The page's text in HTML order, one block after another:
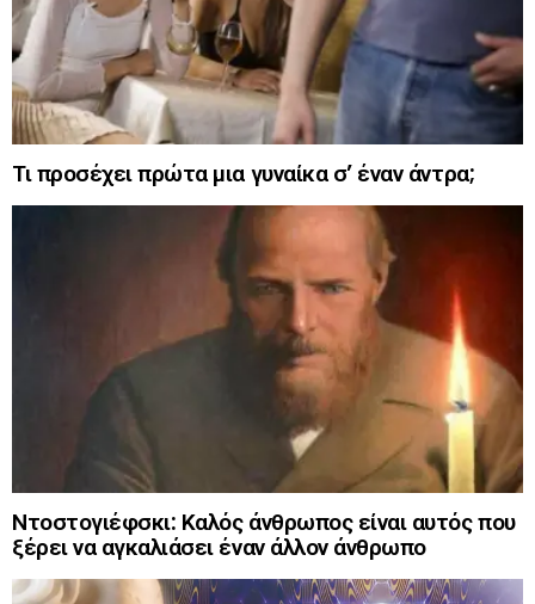
Τι προσέχει πρώτα μια γυναίκα σ’ έναν άντρα;
Ντοστογιέφσκι: Καλός άνθρωπος είναι αυτός που
ξέρει να αγκαλιάσει έναν άλλον άνθρωπο